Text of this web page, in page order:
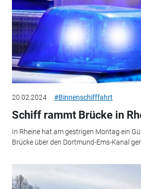
20.02.2024 #Binnenschifffahrt
Schiff rammt Brücke in
In Rheine hat am gestrigen Montag ein
Brücke über den Dortmund-Ems-Kanal